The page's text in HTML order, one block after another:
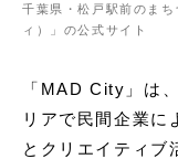
千葉県・松戸駅前のま
ィ）」の公式サイト
「MAD City」は
リアで民間企業に
とクリエイティブ